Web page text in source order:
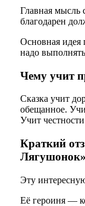
Главная мысль
благодарен
Основная идея
надо
Чему учит
Сказка учит
обещанное.
Учит
Краткий
Лягушонок»
Эту
Её героиня —